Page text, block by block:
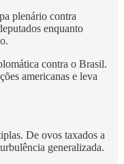
plenário contra
enquanto
contra o Brasil.
americanas e leva
De ovos taxados a
generalizada.